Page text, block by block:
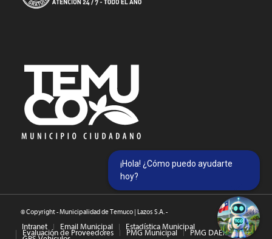
© Copyright - Municipalidad de Temuco | Lazos S.A. -
Intranet Email Municipal Estadística Municipal
Evaluación de Proveedores PMG Municipal PMG DAEM
¡Hola! ¿Cómo puedo ayudarte
hoy?